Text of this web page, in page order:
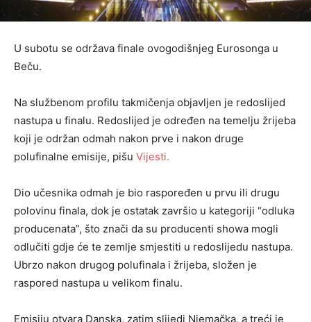
U subotu se održava finale ovogodišnjeg Eurosonga u
Beču.
Na službenom profilu takmičenja objavljen je redoslijed
nastupa u finalu. Redoslijed je određen na temelju žrijeba
koji je održan odmah nakon prve i nakon druge
polufinalne emisije, pišu Vijesti.
Dio učesnika odmah je bio raspoređen u prvu ili drugu
polovinu finala, dok je ostatak završio u kategoriji “odluka
producenata”, što znači da su producenti showa mogli
odlučiti gdje će te zemlje smjestiti u redoslijedu nastupa.
Ubrzo nakon drugog polufinala i žrijeba, složen je
raspored nastupa u velikom finalu.
Emisiju otvara Danska, zatim slijedi Njemačka, a treći je